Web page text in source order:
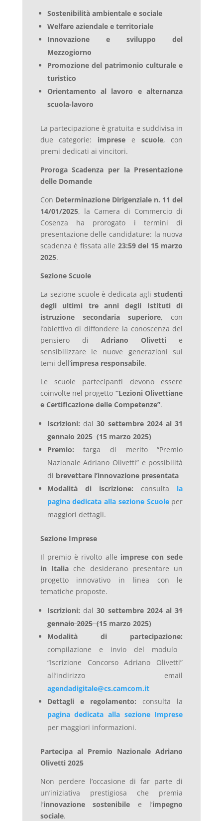
Sostenibilità ambientale e sociale
Welfare aziendale e territoriale
Innovazione e sviluppo del
Mezzogiorno
Promozione del patrimonio culturale e
turistico
Orientamento al lavoro e alternanza
scuola-lavoro
La partecipazione è gratuita e suddivisa in
due categorie: imprese e scuole, con
premi dedicati ai vincitori.
Proroga Scadenza per la Presentazione
delle Domande
Con Determinazione Dirigenziale n. 11 del
14/01/2025, la Camera di Commercio di
Cosenza ha prorogato i termini di
presentazione delle candidature: la nuova
scadenza è fissata alle 23:59 del 15 marzo
2025.
Sezione Scuole
La sezione scuole è dedicata aglistudenti
degli ultimi tre anni degli Istituti di
istruzione secondaria superiore, con
l’obiettivo di diffondere la conoscenza del
pensiero di Adriano Olivetti e
sensibilizzare le nuove generazioni sui
temi dell’impresa responsabile.
Le scuole partecipanti devono essere
coinvolte nel progetto “Lezioni Olivettiane
e Certificazione delle Competenze”.
Iscrizioni: dal30 settembre 2024 al31
gennaio 2025 (15 marzo 2025)
Premio: targa di merito “Premio
Nazionale Adriano Olivetti” e possibilità
di brevettare l’innovazione presentata
Modalità di iscrizione: consulta la
pagina dedicata alla sezione Scuoleper
maggiori dettagli.
Sezione Imprese
Il premio è rivolto alle imprese con sede
in Italiache desiderano presentare un
progetto innovativo in linea con le
tematiche proposte.
Iscrizioni: dal30 settembre 2024 al31
gennaio 2025 (15 marzo 2025)
Modalità di partecipazione:
compilazione e invio del modulo
“Iscrizione Concorso Adriano Olivetti”
all’indirizzo email
agendadigitale@cs.camcom.it
Dettagli e regolamento: consulta la
pagina dedicata alla sezione Imprese
per maggiori informazioni.
Partecipa al Premio Nazionale Adriano
Olivetti 2025
Non perdere l’occasione di far parte di
un’iniziativa prestigiosa che premia
l’innovazione sostenibile e l’impegno
sociale.